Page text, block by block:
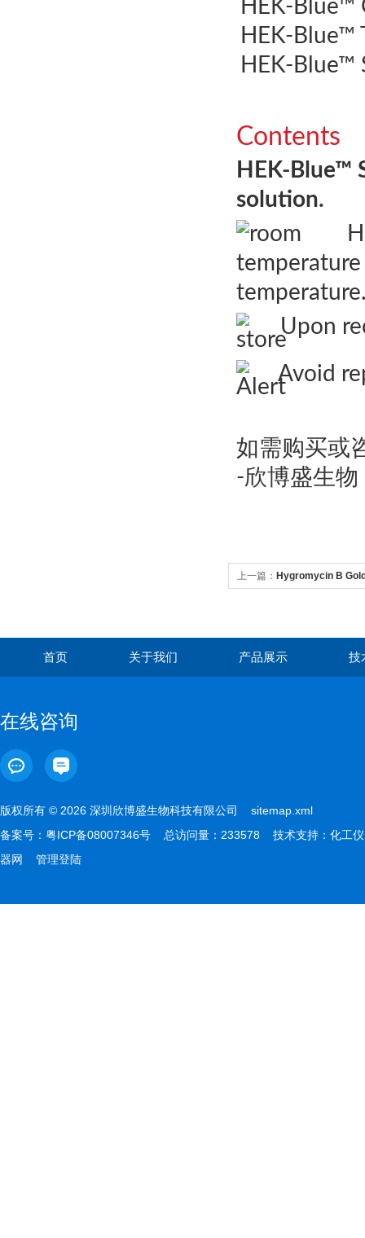
HEK-Blue™
HEK-Blue™
HEK-Blue™
Contents
HEK-Blue™
solution.
Upon
Avoid
如需购买或
-欣博盛生物
上一篇： Hygromycin B
首页 关于我们 产品展示 技
在线咨询
版权所有 © 2026 深圳欣博盛生物科技有限公司 sitemap.xml
备案号： 粤ICP备08007346号 总访问量：233578 技术支持： 化工仪
器网
管理登陆